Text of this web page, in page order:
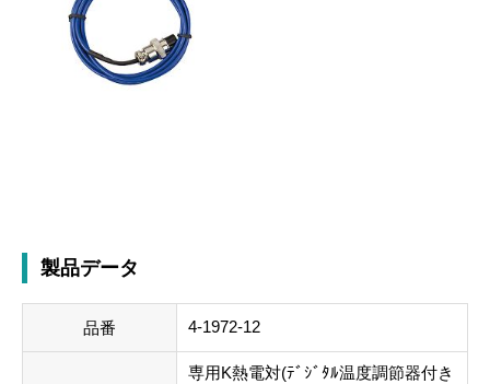
製品データ
品番 4-1972-12
専用K熱電対(ﾃﾞｼﾞﾀﾙ温度調節器付き